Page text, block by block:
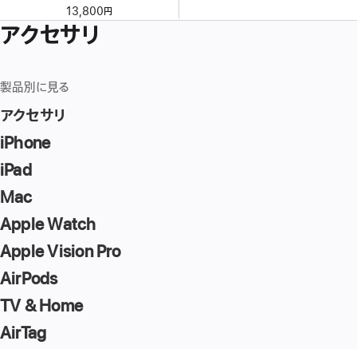
13,800円
アクセサリ
製品別に見る
アクセサリ
iPhone
iPad
Mac
Apple Watch
Apple Vision Pro
AirPods
TV & Home
AirTag